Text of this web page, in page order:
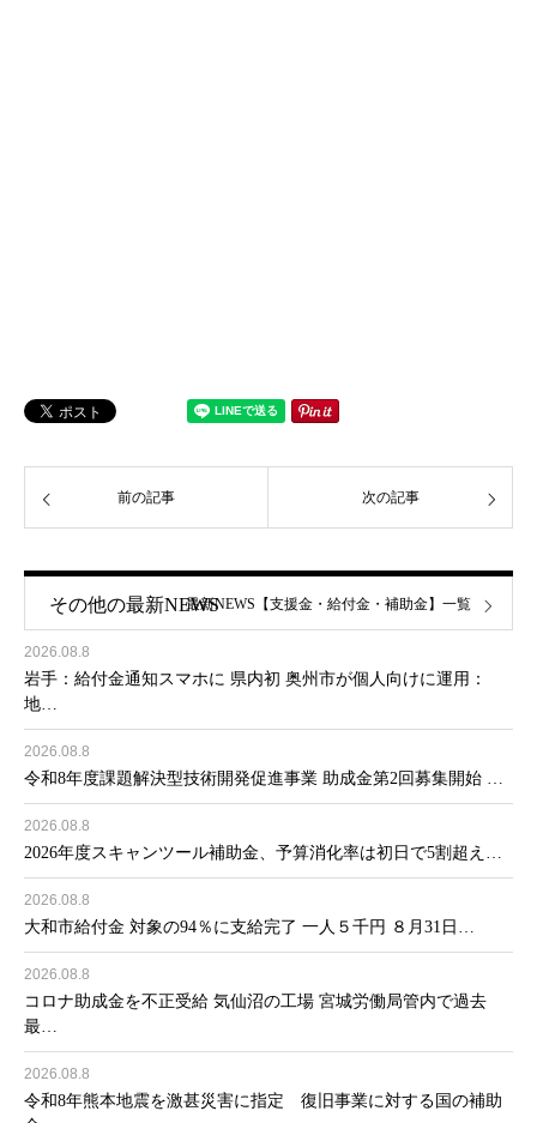
前の記事 次の記事
その他の最新NEWS
2026.08.8
岩手：給付金通知スマホに 県内初 奥州市が個人向けに運用：
地…
2026.08.8
令和8年度課題解決型技術開発促進事業 助成金第2回募集開始 …
2026.08.8
2026年度スキャンツール補助金、予算消化率は初日で5割超え…
2026.08.8
大和市給付金 対象の94％に支給完了 一人５千円 ８月31日…
2026.08.8
コロナ助成金を不正受給 気仙沼の工場 宮城労働局管内で過去
最…
2026.08.8
令和8年熊本地震を激甚災害に指定 復旧事業に対する国の補助
最新NEWS【支援金・給付金・補助金】一覧